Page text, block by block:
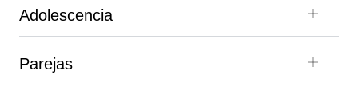
Adolescencia
Parejas